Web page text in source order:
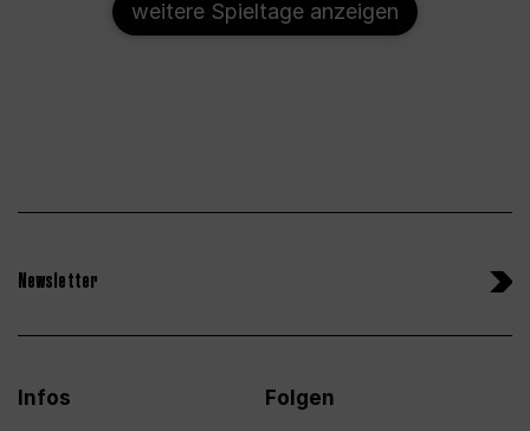
weitere Spieltage anzeigen
Newsletter
Infos
Folgen